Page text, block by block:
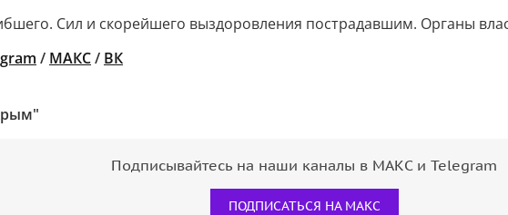
Сил и скорейшего выздоровления пострадавшим. Органы
/ МАКС/ ВК
Подписывайтесь на наши каналы в МАКС и Telegram
ПОДПИСАТЬСЯ НА МАКС